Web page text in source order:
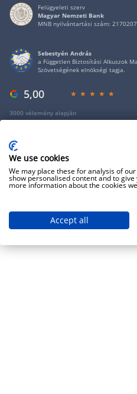
Felügyeleti szerv
Magyar Nemzeti Bank
MNB nyilvántartási szám:
Sebestyén András
a Független Biztosítási Alkuszok
Szövetségének elnökségi tagja.
5,00
3000 vélemény alapján
We use cookies
We may place these for analysis of
show personalised content and to
more information about the cookies
Accept all